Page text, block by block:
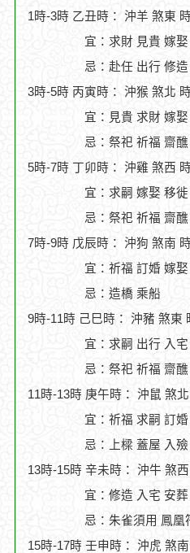
1時-3時 乙丑時： 沖羊 煞東
宜：求財 見貴 嫁
忌：赴任 出行 修
3時-5時 丙寅時： 沖猴 煞北
宜：見貴 求財 嫁
忌：祭祀 祈福 齋
5時-7時 丁卯時： 沖雞 煞西
宜：求嗣 嫁娶 移
忌：祭祀 祈福 齋
7時-9時 戊辰時： 沖狗 煞南
宜：祈福 訂婚 嫁
忌：造橋 乘船
9時-11時 己巳時： 沖豬 煞東
宜：求嗣 出行 入
忌：祭祀 祈福 齋
11時-13時 庚午時： 沖鼠 煞
宜：祈福 求嗣 訂
忌：上樑 蓋屋 入殮
13時-15時 辛未時： 沖牛 煞
宜：修造 入宅 安
忌：朱雀須用 鳳凰
15時-17時 壬申時： 沖虎 煞